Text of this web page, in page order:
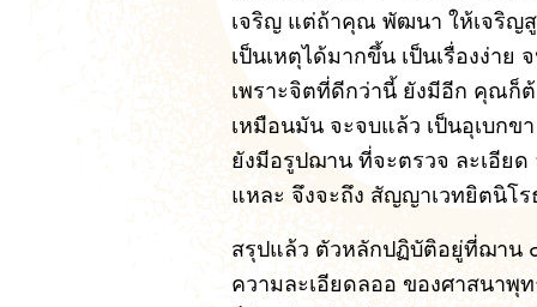
เจริญ แต่ถ้าคุณ พัฒนา ให้เจริญสู
เป็นเหตุได้มากขึ้น เป็นเรื่องง่าย
เพราะจิตที่ดีกว่านี้ ยังมีอีก คุณก็
เหมือนมัน จะจบแล้ว เป็นอุเบกข
ยังมีอรูปฌาน ที่จะตรวจ ละเอีย
แหละ จึงจะถึง สัญญาเวทยิตนิโร
สรุปแล้ว ตัวหลักปฏิบัติอยู่ที่ฌาน
ความละเอียดลออ ของศาสนา